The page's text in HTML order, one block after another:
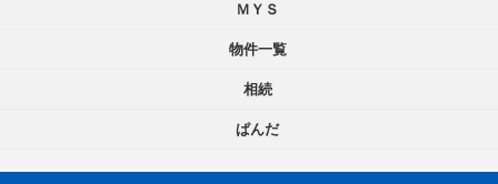
ＭＹＳ
物件一覧
相続
ぱんだ